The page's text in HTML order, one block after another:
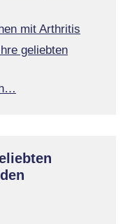
mit Arthritis
geliebten